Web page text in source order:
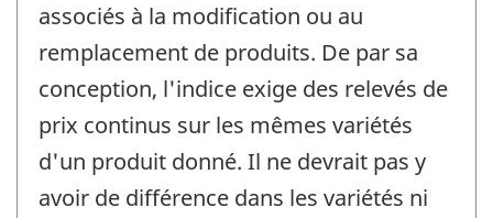
associés à la modification ou au
remplacement de produits. De par sa
conception, l'indice exige des relevés de
prix continus sur les mêmes variétés
d'un produit donné. Il ne devrait pas y
avoir de différence dans les variétés ni